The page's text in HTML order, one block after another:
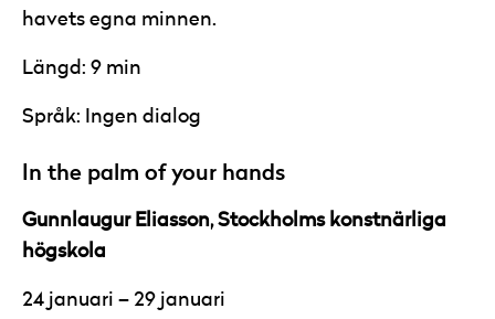
havets egna minnen.
Längd: 9 min
Språk: Ingen dialog
In the palm of your hands
Gunnlaugur Eliasson, Stockholms konstnärliga
högskola
24 januari – 29 januari